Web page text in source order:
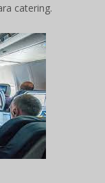
catering.